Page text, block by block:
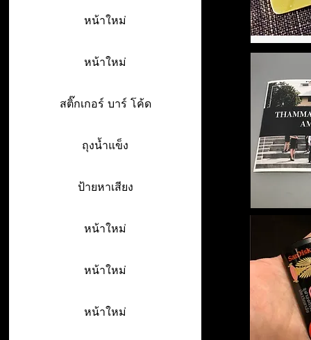
หน้าใหม่
หน้าใหม่
สติ๊กเกอร์ บาร์ โค้ด
ถุงน้ำแข็ง
ป้ายหาเสียง
หน้าใหม่
หน้าใหม่
หน้าใหม่